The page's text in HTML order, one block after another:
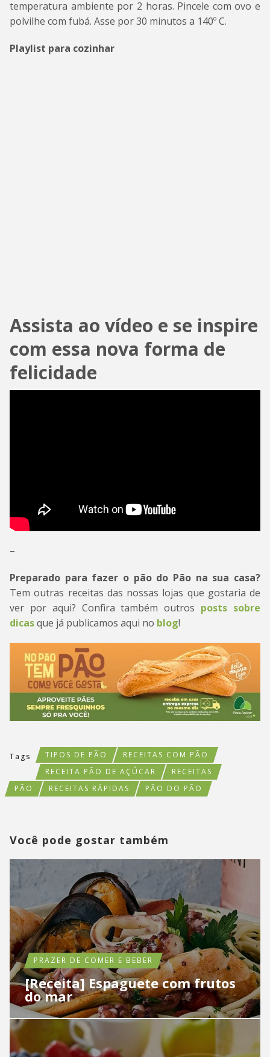
temperatura ambiente por 2 horas. Pincele com ovo e
polvilhe com fubá. Asse por 30 minutos a 140º C.
Playlist para cozinhar
Assista ao vídeo e se inspire
com essa nova forma de
felicidade
–
Preparado para fazer o pão do Pão na sua casa?
Tem outras receitas das nossas lojas que gostaria de
ver por aqui? Confira também outros posts sobre
dicasque já publicamos aqui no blog!
Tags TIPOS DE PÃO
RECEITAS COM PÃO
RECEITA PÃO DE AÇÚCAR
RECEITAS
PÃO
RECEITAS RÁPIDAS PÃO DO PÃO
Você pode gostar também
PRAZER DE COMER E BEBER
[Receita] Espaguete com frutos
do mar